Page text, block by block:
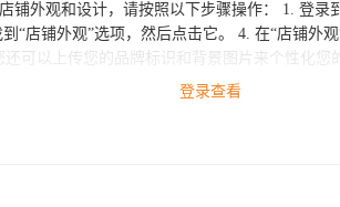
下步骤操作： 1. 登录到您的Worten卖家账户。 2. 点击页面右上角的
登录查看